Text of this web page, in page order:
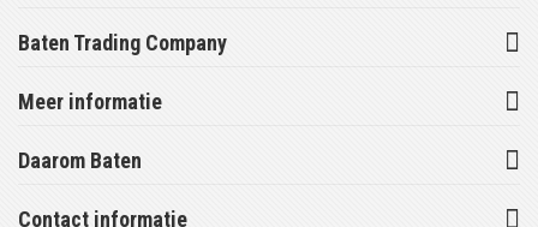
Baten Trading Company
Meer informatie
Daarom Baten
Contact informatie